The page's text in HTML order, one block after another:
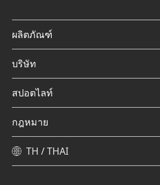
ผลิตภัณฑ์
บริษัท
สปอตไลท์
กฎหมาย
TH / THAI